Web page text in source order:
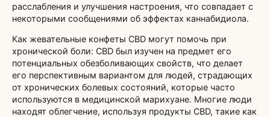
расслабления и улучшения настроения, что совпадает с
некоторыми сообщениями об эффектах каннабидиола.
Как жевательные конфеты CBD могут помочь при
хронической боли: CBD был изучен на предмет его
потенциальных обезболивающих свойств, что делает
его перспективным вариантом для людей, страдающих
от хронических болевых состояний, которые часто
используются в медицинской марихуане. Многие люди
находят облегчение, используя продукты CBD, такие как